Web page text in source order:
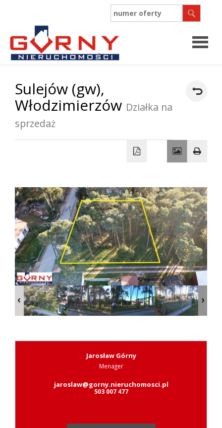
Zgłoś
Zgłoś
Sulejów (gw),
Włodzimierzów Działka na
sprzedaż
Jarosław Górny
Menager
jaroslaw@gorny.nieruchomosci.pl
503 007 477